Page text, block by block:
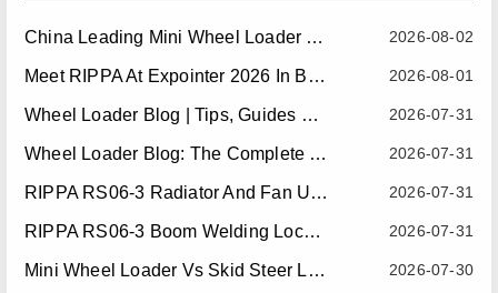
2026-08-02
China Leading Mini Wheel Loader Supplier: Reliable Compact Wheel Loaders For Global Markets
2026-08-01
Meet RIPPA At Expointer 2026 In Brazil
2026-07-31
Wheel Loader Blog | Tips, Guides & Attachments
2026-07-31
Wheel Loader Blog: The Complete Guide To Wheel Loaders For Construction, Agriculture, And Material Handling
2026-07-31
RIPPA RS06-3 Radiator And Fan Upgrade — Effective July 10, 2026
2026-07-31
RIPPA RS06-3 Boom Welding Locating Bar Optimization — Effective July 15, 2026
2026-07-30
Mini Wheel Loader Vs Skid Steer Loader: Which Compact Machine Is Better For Your Business?